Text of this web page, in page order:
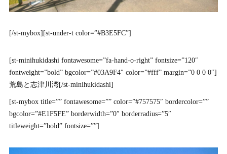
[/st-mybox][st-under-t color=”#B3E5FC”]
[st-minihukidashi fontawesome=”fa-hand-o-right” fontsize=”120″
fontweight=”bold” bgcolor=”#03A9F4″ color=”#fff” margin=”0 0 0 0″]
荒島と志津川湾[/st-minihukidashi]
[st-mybox title=”” fontawesome=”” color=”#757575″ bordercolor=””
bgcolor=”#E1F5FE” borderwidth=”0″ borderradius=”5″
titleweight=”bold” fontsize=””]